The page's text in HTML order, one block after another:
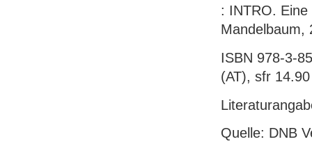
: INTRO.
Mandelbaum,
ISBN 978-3-
(AT), sfr
Quelle: DNB